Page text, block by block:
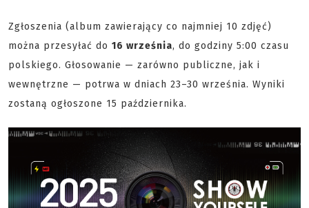
Zgłoszenia (album zawierający co najmniej 10 zdjęć)
można przesyłać do 16 września, do godziny 5:00 czasu
polskiego. Głosowanie — zarówno publiczne, jak i
wewnętrzne — potrwa w dniach 23–30 września. Wyniki
zostaną ogłoszone 15 października.